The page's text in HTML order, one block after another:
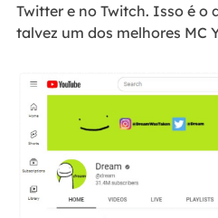
Twitter e no Twitch. Isso é o
talvez um dos melhores MC